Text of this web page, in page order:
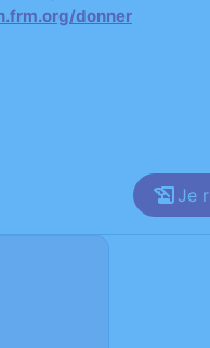
donner
Je